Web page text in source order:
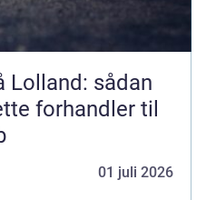
Lolland: sådan
forhandler til
01 juli 2026